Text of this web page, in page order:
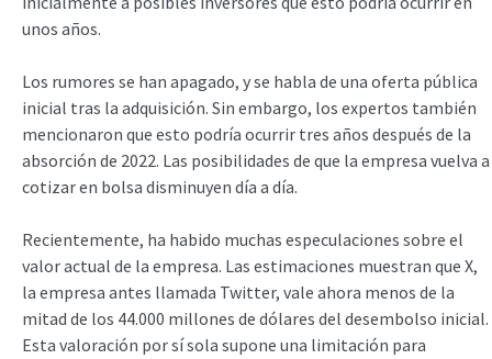
unos años.
Los rumores se han apagado, y se habla de una oferta pública
inicial tras la adquisición. Sin embargo, los expertos también
mencionaron que esto podría ocurrir tres años después de la
absorción de 2022. Las posibilidades de que la empresa vuelva a
cotizar en bolsa disminuyen día a día.
Recientemente, ha habido muchas especulaciones sobre el
valor actual de la empresa. Las estimaciones muestran que X,
la empresa antes llamada Twitter, vale ahora menos de la
mitad de los 44.000 millones de dólares del desembolso inicial.
Esta valoración por sí sola supone una limitación para